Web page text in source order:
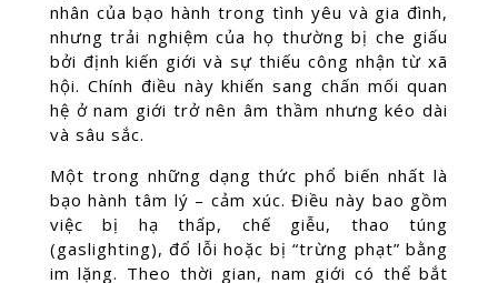
nhân của bạo hành trong tình yêu và gia đình,
nhưng trải nghiệm của họ thường bị che giấu
bởi định kiến giới và sự thiếu công nhận từ xã
hội. Chính điều này khiến sang chấn mối quan
hệ ở nam giới trở nên âm thầm nhưng kéo dài
và sâu sắc.
Một trong những dạng thức phổ biến nhất là
bạo hành tâm lý – cảm xúc. Điều này bao gồm
việc bị hạ thấp, chế giễu, thao túng
(gaslighting), đổ lỗi hoặc bị “trừng phạt” bằng
im lặng. Theo thời gian, nam giới có thể bắt